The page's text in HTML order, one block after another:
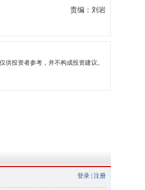
责编：刘岩
投资者参考，并不构成投资建议。
登录 注册